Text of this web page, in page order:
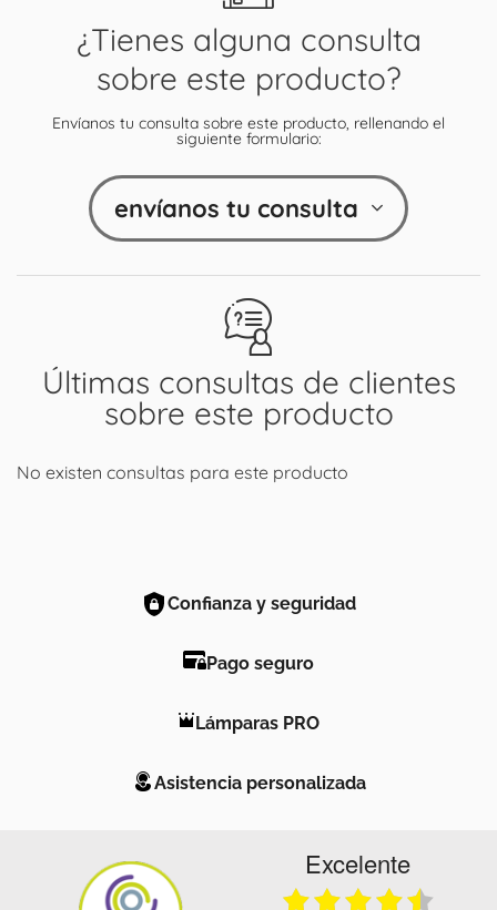
Últimas consultas de clientes
sobre este producto
No existen consultas para este producto
¿Tienes alguna consulta
sobre este producto?
Envíanos tu consulta sobre este producto, rellenando el
siguiente formulario:
envíanos tu consulta
Confianza y seguridad
Pago seguro
Lámparas PRO
Asistencia personalizada
Excelente